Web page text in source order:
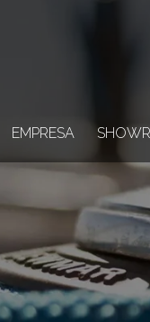
EMPRESA